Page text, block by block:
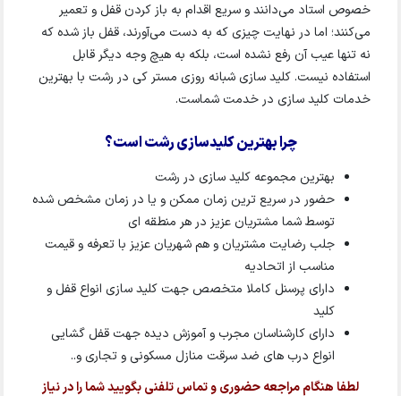
خصوص استاد می‌دانند و سریع اقدام به باز کردن قفل و تعمیر
می‌کنند؛ اما در نهایت چیزی که به دست می‌آورند، قفل باز شده که
نه تنها عیب آن رفع نشده است، بلکه به هیچ وجه دیگر قابل
استفاده نیست. کلید سازی شبانه روزی مستر کی در رشت با بهترین
خدمات کلید سازی در خدمت شماست.
چرا بهترین کلیدسازی رشت است؟
بهترین مجموعه کلید سازی در رشت
حضور در سریع ترین زمان ممکن و یا در زمان مشخص شده
توسط شما مشتریان عزیز در هر منطقه ای
جلب رضایت مشتریان و هم شهریان عزیز با تعرفه و قیمت
مناسب از اتحادیه
دارای پرسنل کاملا متخصص جهت کلید سازی انواع قفل و
کلید
دارای کارشناسان مجرب و آموزش دیده جهت قفل گشایی
انواع درب های ضد سرقت منازل مسکونی و تجاری و..
لطفا هنگام مراجعه حضوری و تماس تلفنی بگویید شما را در نیاز